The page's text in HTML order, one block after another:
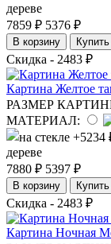
дереве
7859 ₽ 5376 ₽
В корзину Купить
Скидка - 2483 ₽
Картина Желтое
РАЗМЕР
МАТЕРИАЛ:
дереве
7880 ₽ 5397 ₽
В корзину Купить
Скидка - 2483 ₽
Картина Ночная